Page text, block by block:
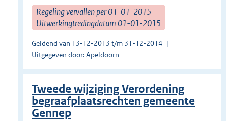
Regeling vervallen per 01-01-2015
Uitwerkingtredingdatum 01-01-2015
Geldend van 13-12-2013 t/m 31-12-2014
Uitgegeven door: Apeldoorn
Tweede wijziging Verordening
begraafplaatsrechten gemeente
Gennep